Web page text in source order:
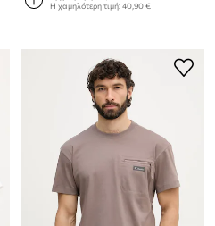
Η χαμηλότερη τιμή:40,90 €